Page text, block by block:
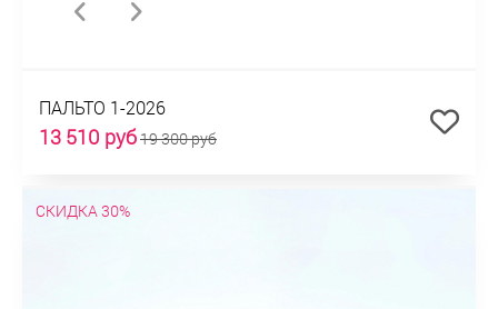
ПАЛЬТО 1-2026
13 510 руб19 300 руб
СКИДКА 30%